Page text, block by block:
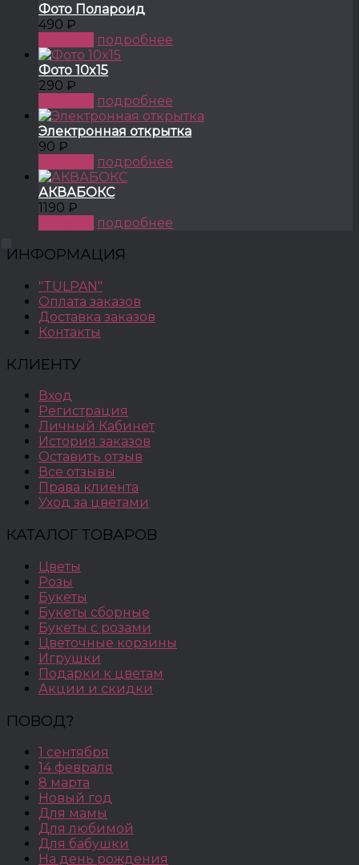
Фото Полароид
490 ₽
подробнее
Фото 10x15
290 ₽
подробнее
Электронная открытка
90 ₽
подробнее
АКВАБОКС
1190 ₽
подробнее
ИНФОРМАЦИЯ
"TULPAN"
Оплата заказов
Доставка заказов
Контакты
КЛИЕНТУ
Вход
Регистрация
Личный Кабинет
История заказов
Оставить отзыв
Все отзывы
Права клиента
Уход за цветами
КАТАЛОГ ТОВАРОВ
Цветы
Розы
Букеты
Букеты сборные
Букеты с розами
Цветочные корзины
Игрушки
Подарки к цветам
Акции и скидки
ПОВОД?
1 сентября
14 февраля
8 марта
Новый год
Для мамы
Для любимой
Для бабушки
На день рождения